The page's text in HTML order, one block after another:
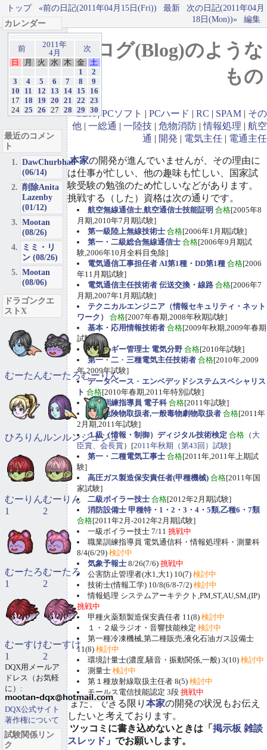
トップ «前の日記(2011年04月15日(Fri)) 最新
次の日記(2011年04月
18日(Mon))»
編集
ブログ(Blog)のような
もの
GBA|PCソフト | PCハード | RC | SPAM | その
他 | 一総通 | 一陸技 | 危物消防 |情報処理 | 航空
通 | 開発 | 電気主任 | 電通主任
本家の開発が進んでいませんが、その理由に
は仕事が忙しい、他の趣味も忙しい、国家試
験受験の勉強のため忙しいなどがあります。
挑戦する（した）資格は次の通りです。
航空無線通信士,航空通信士技能証明 合格[2005年8
月期,2010年7月期試験]
第一級陸上無線技術士 合格[2006年1月期試験]
第一・二級総合無線通信士 合格[2006年9月期試
験,2006年10月全科目免除]
電気通信工事担任者 AI第1種・DD第1種 合格[2006
年11月期試験]
電気通信主任技術者 伝送交換・線路 合格[2006年7
月期,2007年1月期試験]
テクニカルエンジニア（情報セキュリティ・ネット
ワーク）
合格[2007年春期,2008年秋期試験]
基本・応用情報技術者 合格[2009年秋期,2009年春期
試験]
エネルギー管理士 電気分野 合格[2010年試験]
第一・二 ・ 三種電気主任技術者 合格[2010年,2009
年,2009年試験]
データベース ・ エンベデッドシステムスペシャリス
ト 合格[2010年春期,2011年特別試験]
職業訓練指導員 電子科 合格[2011年試験]
甲種危険物取扱者,一般毒物劇物取扱者 合格[2011年
2月期,2011年試験]
１級（情報・制御）ディジタル技術検定 合格 （ 大
臣賞、会長賞）[2011年秋期（第43回）試験]
第一・二種電気工事士 合格[2011年,2011年上期試
験]
高圧ガス製造保安責任者(甲種機械) 合格[2011年国
家試験]
二級ボイラー技士 合格[2012年2月期試験]
消防設備士 甲種特・1・2・3・4・5類,乙種6・7類
合格[2011年2月-2012年2月期試験]
一級ボイラー技士 7/11 挑戦中
職業訓練指導員 電気通信科・情報処理科・測量科
8/4(6/29) 検討中
気象予報士 8/26(7/6) 挑戦中
公害防止管理者(水1,大1) 10(7) 検討中
技術士(情報工学) 10/8(6/8-7/2) 検討中
情報処理 システムアーキテクト,PM,ST,AU,SM,(IP)
挑戦中
甲種火薬類製造保安責任者 11(8) 検討中
１・２級ラジオ・音響技能検定 検討中
第一種冷凍機械,第二種販売,液化石油ガス設備士
11(8) 検討中
環境計量士(濃度,騒音・振動関係,一般) 3(10) 検討中
測量士 検討中
第１種放射線取扱主任者 8(5) 検討中
モールス電信技能認定 3段 挑戦中
また、できる限り 本家の開発の状況もお伝え
したいと考えております。
ツッコミに書き込めないときは「 掲示板 雑談
スレッド 」でお願いします。
カレンダー
前
2011年
4月
次
日
月 火 水 木 金
土
1
2
3
4 5 6 7 8
9
10
11 12 13 14 15
16
17
18 19 20 21 22
23
24 25 26 27 28 29 30
最近のコメン
ト
DawChurbhab
(06/14)
削除Anita
Lazenby
(01/12)
Mootan
(08/26)
ミミ・リ
ン (08/26)
Mootan
(08/06)
ドラゴンクエ
ストX
むーたんむーたろむーりん
ひろりんルンルンジュジュ
むーりん
1
むーりん
2
むーたろ
1
むーたろ
2
むーすけ
1
むーすけ
2
DQX用メールア
ドレス（お気軽
に）:
DQX公式サイト
著作権について
試験関係リン
ク